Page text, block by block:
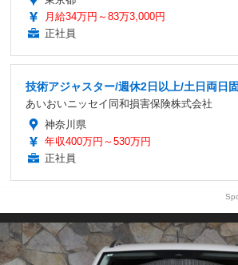
月給34万円～83万3,000円
正社員
技術アジャスター/週休2日以上/土日両日
あいおいニッセイ同和損害保険株式会社
神奈川県
年収400万円～530万円
正社員